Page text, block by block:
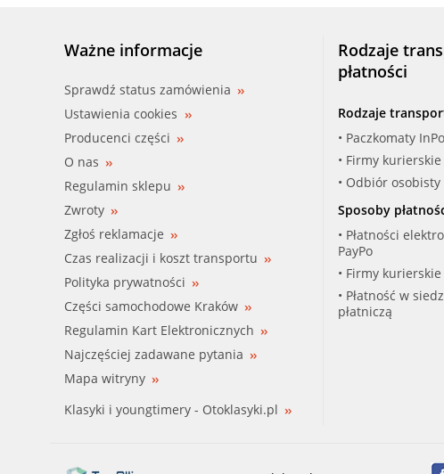
Ważne informacje
Sprawdź status zamówienia
Ustawienia cookies
Producenci części
O nas
Regulamin sklepu
Zwroty
Zgłoś reklamacje
Czas realizacji i koszt transportu
Polityka prywatności
Części samochodowe Kraków
Regulamin Kart Elektronicznych
Najczęściej zadawane pytania
Mapa witryny
Klasyki i youngtimery - Otoklasyki.pl
Rodzaje
płatności
Rodzaje
• Paczkomaty
• Firmy kurierskie
• Odbiór
Sposoby
• Płatności
PayPo
• Firmy kurierskie
• Płatność w
płatniczą